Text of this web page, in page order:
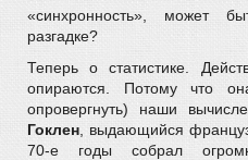
«синхронность», может
разгадке?
Теперь о статистике.
опираются. Потому что
опровергнуть) наши
Гоклен , выдающийся
70-е годы собрал